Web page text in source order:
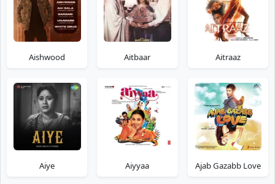
Aishwood Aitbaar Aitraaz
Aiye Aiyyaa Ajab Gazabb Love